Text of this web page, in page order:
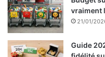
vraiment
21/01/
Guide